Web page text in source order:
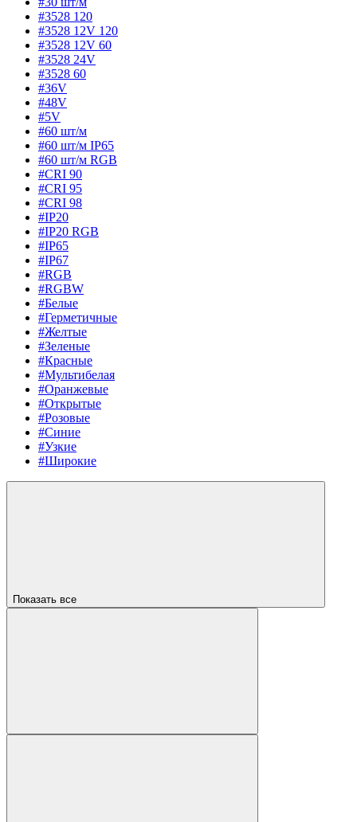
#3528 120
#3528 12V 120
#3528 12V 60
#3528 24V
#3528 60
#36V
#48V
#5V
#60 шт/м
#60 шт/м IP65
#60 шт/м RGB
#CRI 90
#CRI 95
#CRI 98
#IP20
#IP20 RGB
#IP65
#IP67
#RGB
#RGBW
#Белые
#Герметичные
#Желтые
#Зеленые
#Красные
#Мультибелая
#Оранжевые
#Открытые
#Розовые
#Синие
#Узкие
#Широкие
Показать все